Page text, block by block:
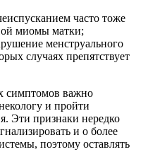
часто тоже
миомы матки;
менструального
случаях препятствует
симптомов важно
и пройти
Эти признаки нередко
и о более
поэтому оставлять